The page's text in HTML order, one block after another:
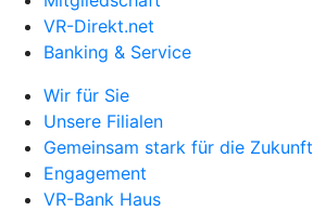
VR-Direkt.net
Banking & Service
Wir für Sie
Unsere Filialen
Gemeinsam stark für die Zukunft
Engagement
VR-Bank Haus